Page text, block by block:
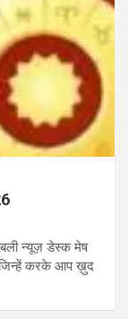
न्यूज़ डेस्क मेष
जिन्हें करके आप ख़ुद